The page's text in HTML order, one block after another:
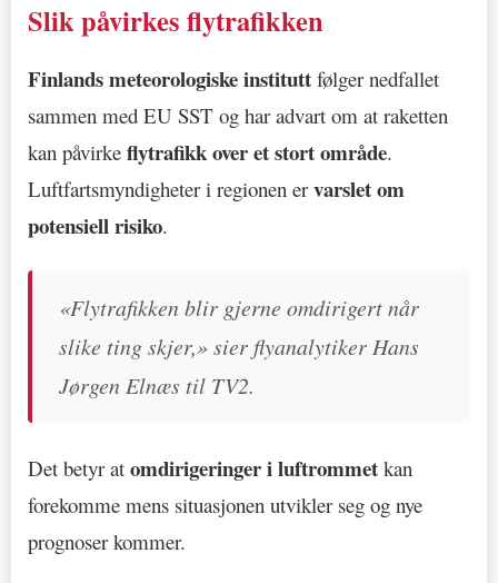
Slik påvirkes flytrafikken
Finlands meteorologiske institutt følger nedfallet
sammen med EU SST og har advart om at raketten
kan påvirke flytrafikk over et stort område.
Luftfartsmyndigheter i regionen ervarslet om
potensiell risiko.
«Flytrafikken blir gjerne omdirigert når
slike ting skjer,» sier flyanalytiker Hans
Jørgen Elnæs til TV2.
Det betyr at omdirigeringer i luftrommet kan
forekomme mens situasjonen utvikler seg og nye
prognoser kommer.